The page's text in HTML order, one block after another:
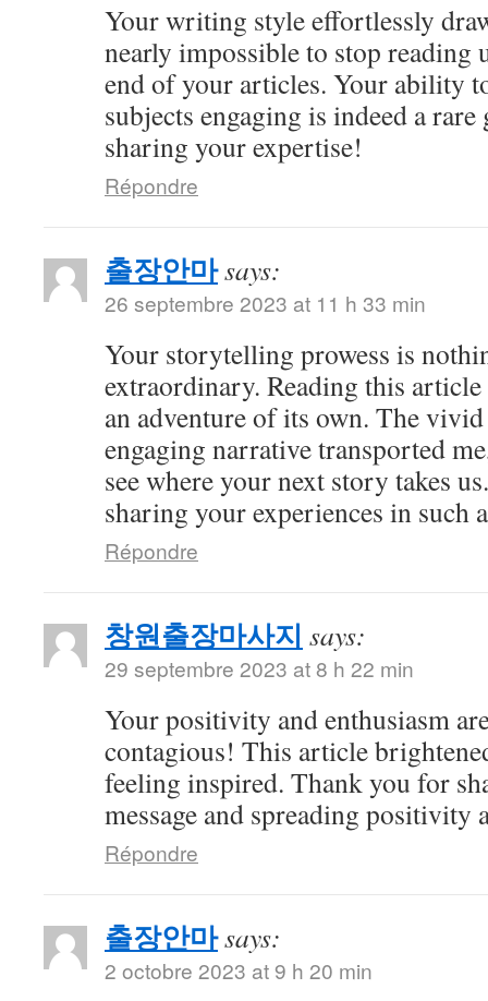
Your writing style effortlessly
nearly impossible to stop reading
end of your articles. Your ability
subjects engaging is indeed a
sharing your expertise!
Répondre
출장안마says:
26 septembre 2023 at 11 h 33 min
Your storytelling prowess is
extraordinary. Reading this
an adventure of its own. The
engaging narrative transported
see where your next story takes
sharing your experiences in such
Répondre
창원출장마사지 says:
29 septembre 2023 at 8 h 22 min
Your positivity and enthusiasm
contagious! This article
feeling inspired. Thank you for
message and spreading positivity
Répondre
출장안마says:
2 octobre 2023 at 9 h 20 min